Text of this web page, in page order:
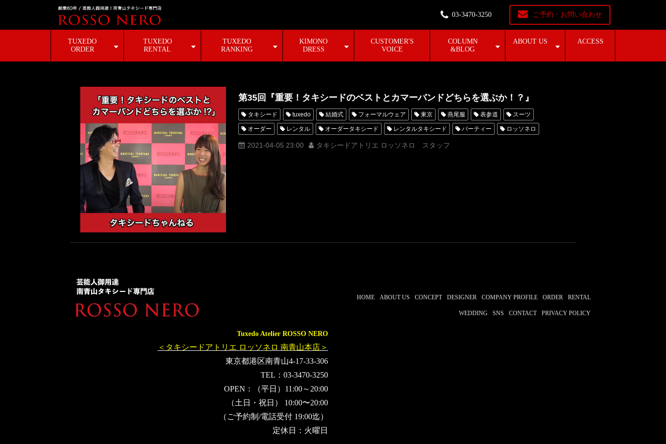
03-3470-3250 ご予約・お問い合わせ
TUXEDO
ORDER
TUXEDO
RENTAL
TUXEDO
RANKING
KIMONO
DRESS
CUSTOMER'S
VOICE
COLUMN
&BLOG
ABOUT US ACCESS
第35回『重要！タキシードのベストとカマーバンドどちらを選ぶか！？』
タキシード tuxedo 結婚式 フォーマルウェア 東京 燕尾服 表参道 スーツ
オーダー レンタル オーダータキシード レンタルタキシード パーティー ロッソネロ
蝶ネクタイ 人気 おしゃれ tuxedochannel 横山宗生
2021-04-05 23:00 タキシードアトリエ ロッソネロ スタッフ
Tuxedo Atelier ROSSO NERO
＜タキシードアトリエ ロッソネロ 南青山本店＞
東京都港区南青山4-17-33-306
TEL：03-3470-3250
OPEN：（平日）11:00～20:00
（土日・祝日） 10:00〜20:00
（ご予約制/電話受付 19:00迄）
定休日：火曜日
HOME ABOUT US CONCEPT DESIGNER COMPANY PROFILE ORDER RENTAL
WEDDING SNS CONTACT PRIVACY POLICY